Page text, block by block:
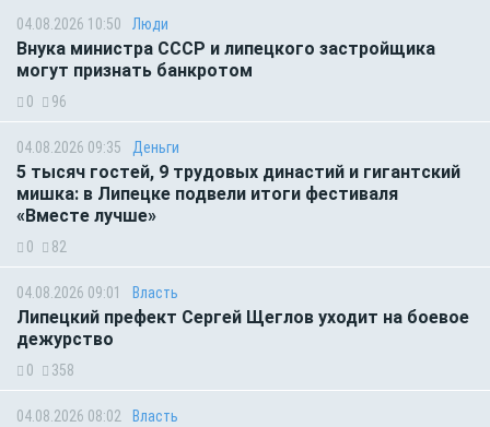
04.08.2026 10:50 Люди
Внука министра СССР и липецкого застройщика
могут признать банкротом
0 96
04.08.2026 09:35 Деньги
5 тысяч гостей, 9 трудовых династий и гигантский
мишка: в Липецке подвели итоги фестиваля
«Вместе лучше»
0 82
04.08.2026 09:01 Власть
Липецкий префект Сергей Щеглов уходит на боевое
дежурство
0 358
04.08.2026 08:02 Власть